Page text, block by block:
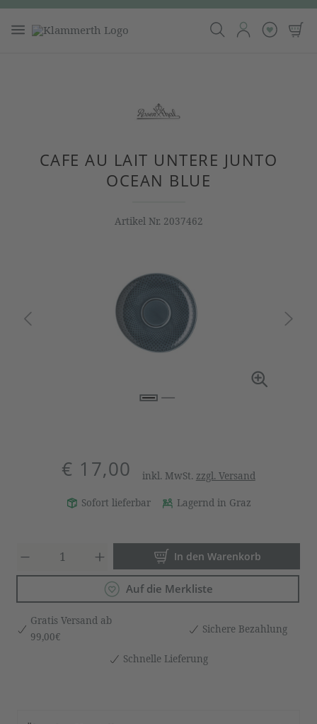
CAFE AU LAIT UNTERE JUNTO
OCEAN BLUE
Artikel Nr. 2037462
€ 17,00 inkl. MwSt. zzgl. Versand
Sofort lieferbar Lagernd in Graz
Produkt Anzahl: Gib den
In den Warenkorb
Auf die Merkliste
Gratis Versand ab
99,00€
Sichere Bezahlung
Schnelle Lieferung